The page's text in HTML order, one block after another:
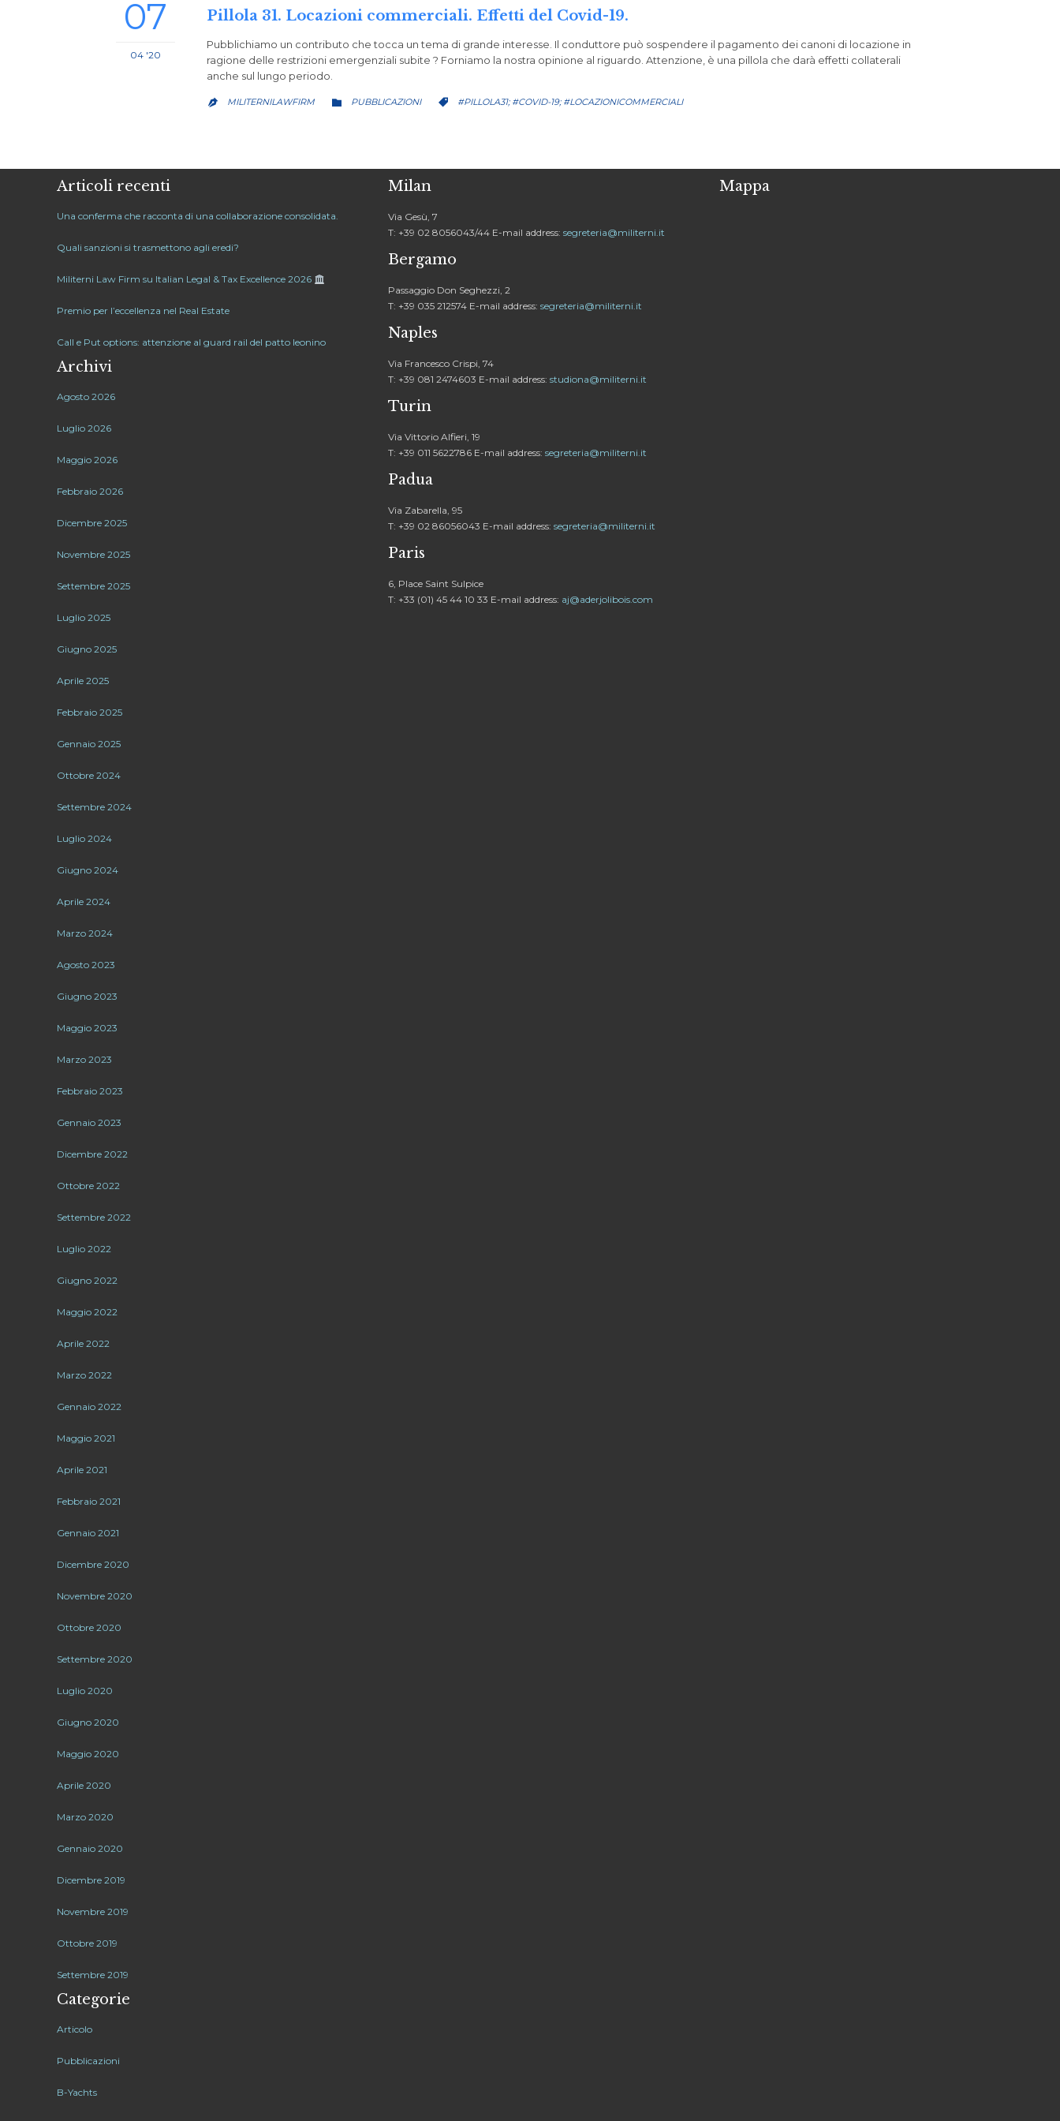
07
04 '20
Pillola 31. Locazioni commerciali. Effetti del Covid-19.
Pubblichiamo un contributo che tocca un tema di grande interesse. Il conduttore può sospendere il pagamento dei canoni di locazione in
ragione delle restrizioni emergenziali subite ? Forniamo la nostra opinione al riguardo. Attenzione, è una pillola che darà effetti collaterali
anche sul lungo periodo.
 MILITERNILAWFIRM  CATEGORY
PUBBLICAZIONI  CATEGORY
#PILLOLA31; #COVID-19; #LOCAZIONICOMMERCIALI
Articoli recenti
Una conferma che racconta di una collaborazione consolidata.
Quali sanzioni si trasmettono agli eredi?
Militerni Law Firm su Italian Legal & Tax Excellence 2026
Premio per l’eccellenza nel Real Estate
Call e Put options: attenzione al guard rail del patto leonino
Archivi
Agosto 2026
Luglio 2026
Maggio 2026
Febbraio 2026
Dicembre 2025
Novembre 2025
Settembre 2025
Luglio 2025
Giugno 2025
Aprile 2025
Febbraio 2025
Gennaio 2025
Ottobre 2024
Settembre 2024
Luglio 2024
Giugno 2024
Aprile 2024
Marzo 2024
Agosto 2023
Giugno 2023
Maggio 2023
Marzo 2023
Febbraio 2023
Gennaio 2023
Dicembre 2022
Ottobre 2022
Settembre 2022
Luglio 2022
Giugno 2022
Maggio 2022
Aprile 2022
Marzo 2022
Gennaio 2022
Maggio 2021
Aprile 2021
Febbraio 2021
Gennaio 2021
Dicembre 2020
Novembre 2020
Ottobre 2020
Settembre 2020
Luglio 2020
Giugno 2020
Maggio 2020
Aprile 2020
Marzo 2020
Gennaio 2020
Dicembre 2019
Novembre 2019
Ottobre 2019
Settembre 2019
Categorie
Articolo
Pubblicazioni
B-Yachts
Milan
Via Gesù, 7
T: +39 02 8056043/44 E-mail address: segreteria@militerni.it
Bergamo
Passaggio Don Seghezzi, 2
T: +39 035 212574 E-mail address: segreteria@militerni.it
Naples
Via Francesco Crispi, 74
T: +39 081 2474603 E-mail address: studiona@militerni.it
Turin
Via Vittorio Alfieri, 19
T: +39 011 5622786 E-mail address: segreteria@militerni.it
Padua
Via Zabarella, 95
T: +39 02 86056043 E-mail address: segreteria@militerni.it
Paris
6, Place Saint Sulpice
T: +33 (01) 45 44 10 33 E-mail address: aj@aderjolibois.com
Mappa